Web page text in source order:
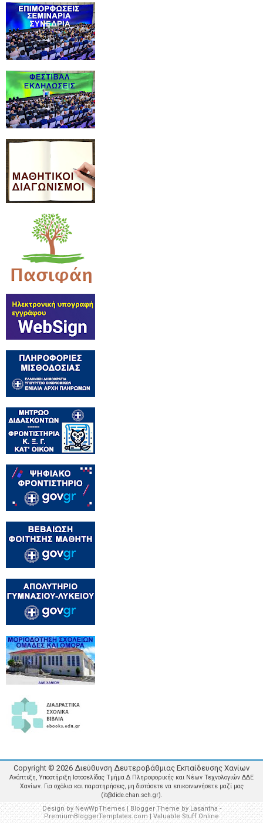
Copyright © 2026 Διεύθυνση Δευτεροβάθμιας Εκπαίδευσης Χανίων
Ανάπτυξη, Υποστήριξη Ιστοσελίδας Τμήμα Δ Πληροφορικής και Νέων Τεχνολογιών ΔΔΕ
Χανίων. Για σχόλια και παρατηρήσεις, μη διστάσετε να επικοινωνήσετε μαζί μας
(it@dide.chan.sch.gr).
Design byNewWpThemes| Blogger Theme byLasantha-
PremiumBloggerTemplates.com| Valuable Stuff Online